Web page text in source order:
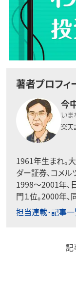
著者プロフィ
今
い
楽天
1961年生まれ。
ダー証券、コメ
1998〜2001年、
門１位。2000年
担当連載･記事
記